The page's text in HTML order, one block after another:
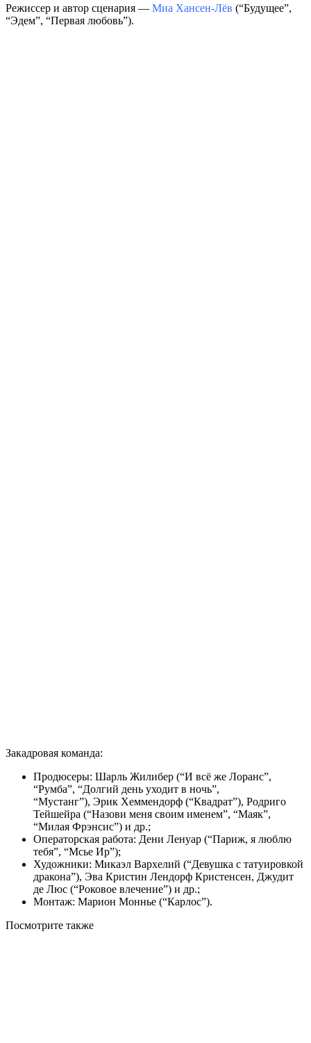
Режиссер и автор сценария — Миа Хансен-Лёв (“Будущее”,
“Эдем”, “Первая любовь”).
Закадровая команда:
Продюсеры: Шарль Жилибер (“И всё же Лоранс”,
“Румба”, “Долгий день уходит в ночь”,
“Мустанг”), Эрик Хеммендорф (“Квадрат”), Родриго
Тейшейра (“Назови меня своим именем”, “Маяк”,
“Милая Фрэнсис”) и др.;
Операторская работа: Дени Ленуар (“Париж, я люблю
тебя”, “Мсье Ир”);
Художники: Микаэл Вархелий (“Девушка с татуировкой
дракона”), Эва Кристин Лендорф Кристенсен, Джудит
де Люс (“Роковое влечение”) и др.;
Монтаж: Марион Моннье (“Карлос”).
Посмотрите также